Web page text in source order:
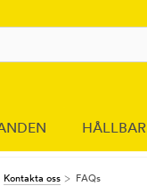
Kontakta oss FAQs